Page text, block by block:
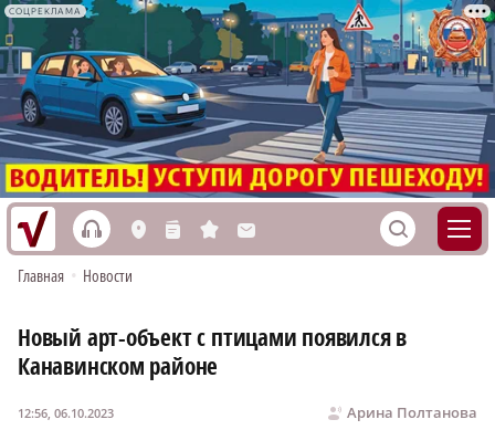
СОЦРЕКЛАМА
h L n s M S
Главная • Новости
Новый арт-объект с птицами появился в
Канавинском районе
Арина Полтанова
12:56, 06.10.2023